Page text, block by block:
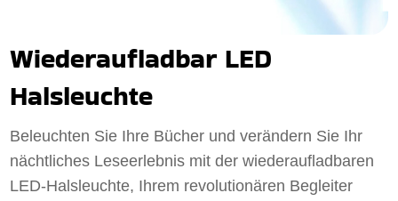
Wiederaufladbar LED
Halsleuchte
Beleuchten Sie Ihre Bücher und verändern Sie Ihr
nächtliches Leseerlebnis mit der wiederaufladbaren
LED-Halsleuchte, Ihrem revolutionären Begleiter